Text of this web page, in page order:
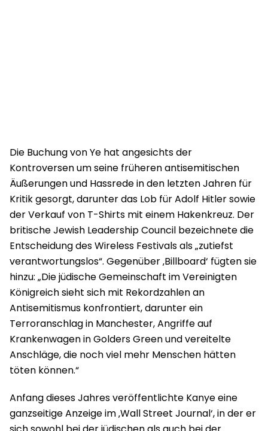
Die Buchung von Ye hat angesichts der
Kontroversen um seine früheren antisemitischen
Äußerungen und Hassrede in den letzten Jahren für
Kritik gesorgt, darunter das Lob für Adolf Hitler sowie
der Verkauf von T-Shirts mit einem Hakenkreuz. Der
britische Jewish Leadership Council bezeichnete die
Entscheidung des Wireless Festivals als „zutiefst
verantwortungslos“. Gegenüber ‚Billboard‘ fügten sie
hinzu: „Die jüdische Gemeinschaft im Vereinigten
Königreich sieht sich mit Rekordzahlen an
Antisemitismus konfrontiert, darunter ein
Terroranschlag in Manchester, Angriffe auf
Krankenwagen in Golders Green und vereitelte
Anschläge, die noch viel mehr Menschen hätten
töten können.“
Anfang dieses Jahres veröffentlichte Kanye eine
ganzseitige Anzeige im ‚Wall Street Journal‘, in der er